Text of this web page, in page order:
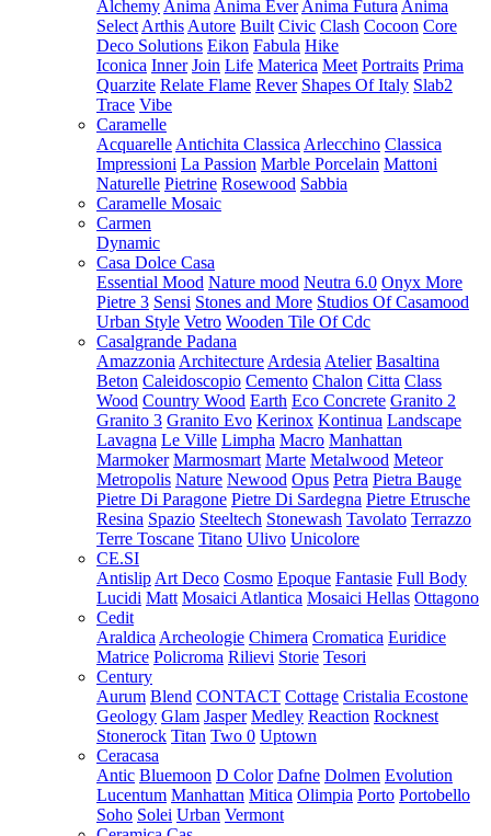
Alchemy Anima Anima Ever Anima Futura Anima
Select Arthis Autore Built Civic Clash Cocoon Core
Deco Solutions Eikon Fabula Hike
Iconica Inner Join Life Materica Meet Portraits Prima
Quarzite Relate Flame Rever Shapes Of Italy Slab2
Trace Vibe
Caramelle
Acquarelle Antichita Classica Arlecchino Classica
Impressioni La Passion Marble Porcelain Mattoni
Naturelle Pietrine Rosewood Sabbia
Caramelle Mosaic
Carmen
Dynamic
Casa Dolce Casa
Essential Mood Nature mood Neutra 6.0 Onyx More
Pietre 3 Sensi Stones and More Studios Of Casamood
Urban Style Vetro Wooden Tile Of Cdc
Casalgrande Padana
Amazzonia Architecture Ardesia Atelier Basaltina
Beton Caleidoscopio Cemento Chalon Citta Class
Wood Country Wood Earth Eco Concrete Granito 2
Granito 3 Granito Evo Kerinox Kontinua Landscape
Lavagna Le Ville Limpha Macro Manhattan
Marmoker Marmosmart Marte Metalwood Meteor
Metropolis Nature Newood Opus Petra Pietra Bauge
Pietre Di Paragone Pietre Di Sardegna Pietre Etrusche
Resina Spazio Steeltech Stonewash Tavolato Terrazzo
Terre Toscane Titano Ulivo Unicolore
CE.SI
Antislip Art Deco Cosmo Epoque Fantasie Full Body
Lucidi Matt Mosaici Atlantica Mosaici Hellas Ottagono
Cedit
Araldica Archeologie Chimera Cromatica Euridice
Matrice Policroma Rilievi Storie Tesori
Century
Aurum Blend CONTACT Cottage Cristalia Ecostone
Geology Glam Jasper Medley Reaction Rocknest
Stonerock Titan Two 0 Uptown
Ceracasa
Antic Bluemoon D Color Dafne Dolmen Evolution
Lucentum Manhattan Mitica Olimpia Porto Portobello
Soho Solei Urban Vermont